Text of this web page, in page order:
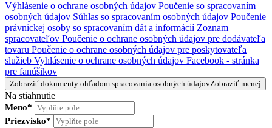
Výhlásenie o ochrane osobných údajov Poučenie so spracovaním
osobných údajov Súhlas so spracovaním osobných údajov Poučenie
právnickej osoby so spracovaním dát a informácií Zoznam
spracovateľov Poučenie o ochrane osobných údajov pre dodávateľa
tovaru Poučenie o ochrane osobných údajov pre poskytovateľa
služieb Vyhlásenie o ochrane osobných údajov Facebook - stránka
pre fanúšikov
Zobraziť dokumenty ohľadom spracovania osobných údajovZobraziť menej
Na stiahnutie
Meno*
Priezvisko*